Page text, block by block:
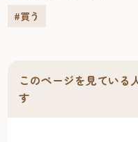
#買う
このページを見ている
す